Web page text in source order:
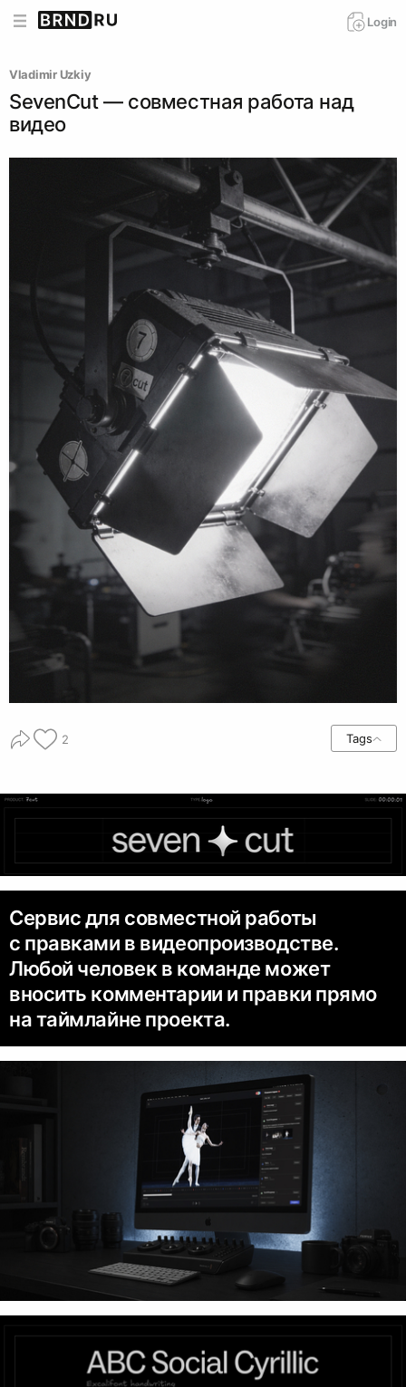
Login
Vladimir Uzkiy
SevenCut — совместная работа над
видео
2 Tags
Сервис для совместной работы
с правками в видеопроизводстве.
Любой человек в команде может
вносить комментарии и правки прямо
на таймлайне проекта.